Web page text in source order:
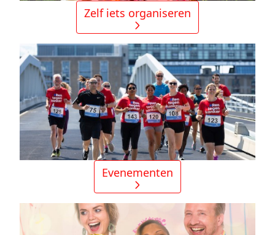
Zelf iets organiseren
Evenementen